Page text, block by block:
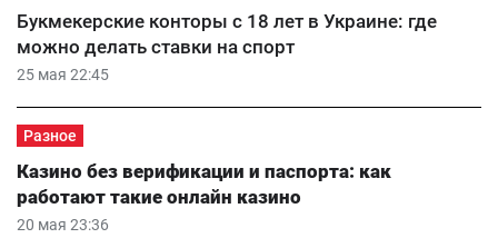
25 мая 22:45
Букмекерские конторы с 18 лет в Украине: где
можно делать ставки на спорт
Разное
20 мая 23:36
Казино без верификации и паспорта: как
работают такие онлайн казино